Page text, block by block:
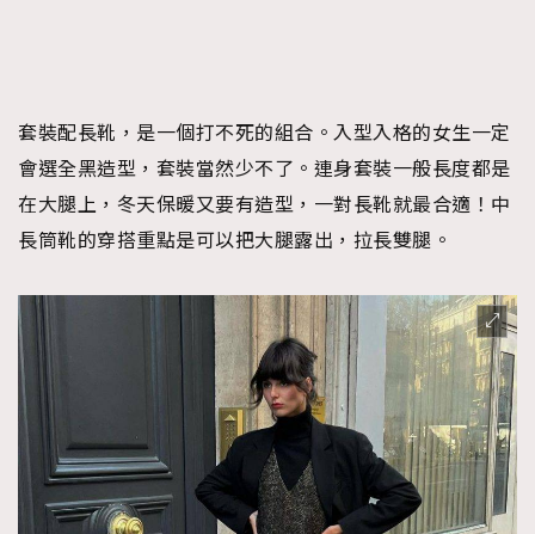
套裝配長靴，是一個打不死的組合。入型入格的女生一定
會選全黑造型，套裝當然少不了。連身套裝一般長度都是
在大腿上，冬天保暖又要有造型，一對長靴就最合適！中
長筒靴的穿搭重點是可以把大腿露出，拉長雙腿。